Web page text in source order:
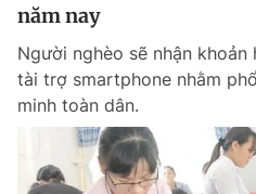
năm nay
Người nghèo sẽ nhận
tài trợ smartphone nhằm
minh toàn dân.